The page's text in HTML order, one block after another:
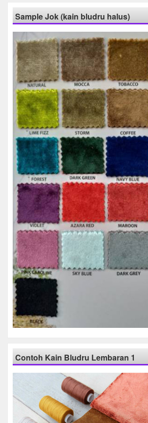
Sample Jok (kain bludru halus)
Contoh Kain Bludru Lembaran 1